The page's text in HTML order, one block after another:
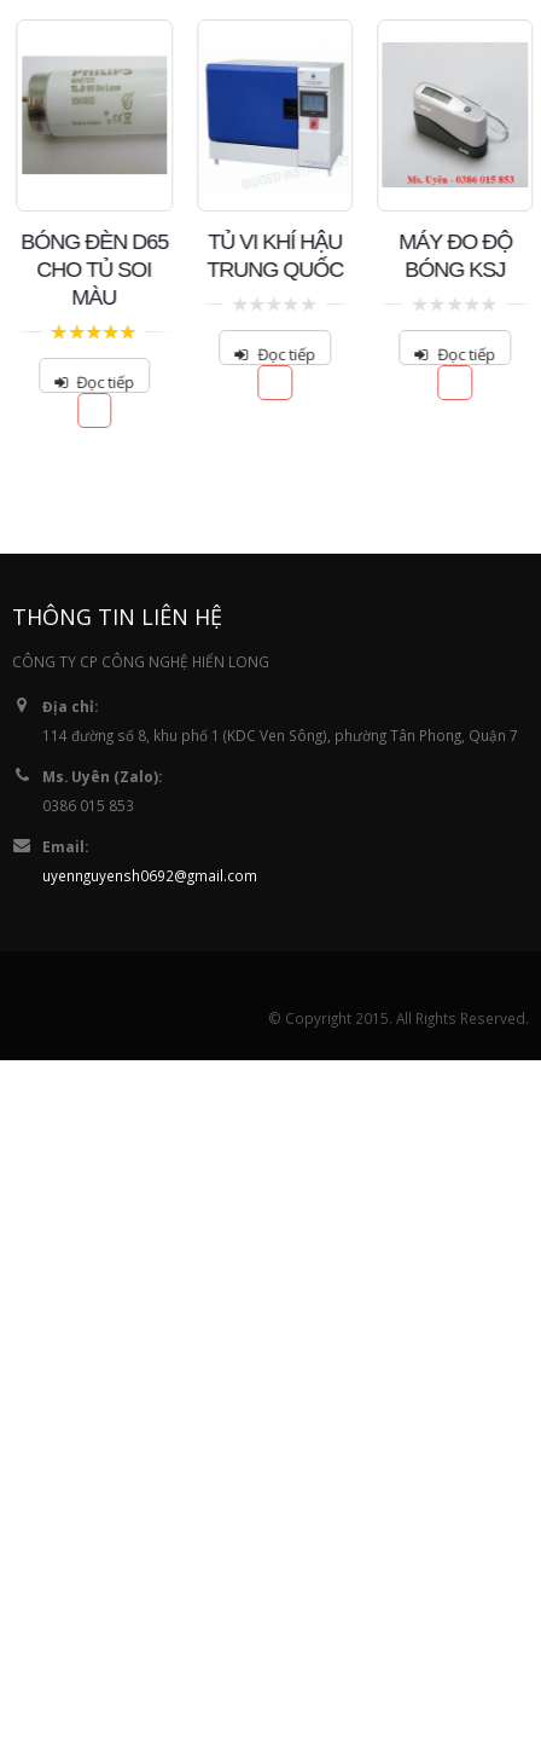
BÓNG ĐÈN D65
CHO TỦ SOI
MÀU
5.00out of 5
Đọc tiếp
TỦ VI KHÍ HẬU
TRUNG QUỐC
0
of
Đọc tiếp
MÁY ĐO ĐỘ
BÓNG KSJ
0
of
Đọc tiếp
THÔNG TIN LIÊN HỆ
CÔNG TY CP CÔNG NGHỆ HIỂN LONG
Địa chỉ:
114 đường số 8, khu phố 1 (KDC Ven Sông), phường Tân Phong, Quận 7
Ms. Uyên (Zalo):
0386 015 853
Email:
uyennguyensh0692@gmail.com
© Copyright 2015. All Rights Reserved.